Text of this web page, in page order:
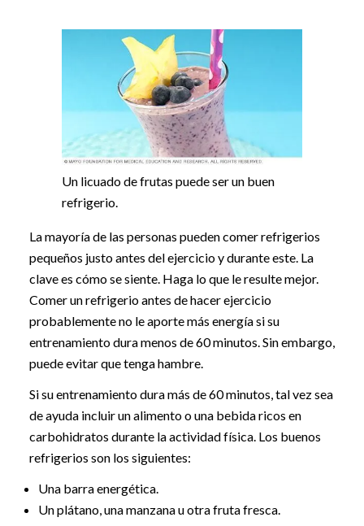
Un licuado de frutas puede ser un buen
refrigerio.
La mayoría de las personas pueden comer refrigerios
pequeños justo antes del ejercicio y durante este. La
clave es cómo se siente. Haga lo que le resulte mejor.
Comer un refrigerio antes de hacer ejercicio
probablemente no le aporte más energía si su
entrenamiento dura menos de 60 minutos. Sin embargo,
puede evitar que tenga hambre.
Si su entrenamiento dura más de 60 minutos, tal vez sea
de ayuda incluir un alimento o una bebida ricos en
carbohidratos durante la actividad física. Los buenos
refrigerios son los siguientes:
Una barra energética.
Un plátano, una manzana u otra fruta fresca.